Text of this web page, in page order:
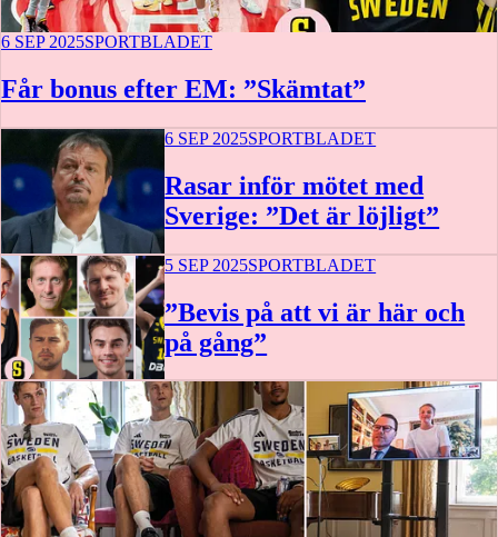
6 SEP 2025SPORTBLADET
Får bonus efter EM: ”Skämtat”
6 SEP 2025SPORTBLADET
Rasar inför mötet med
Sverige: ”Det är löjligt”
5 SEP 2025SPORTBLADET
”Bevis på att vi är här och
på gång”